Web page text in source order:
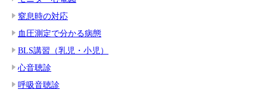
窒息時の対応
血圧測定で分かる病態
BLS講習（乳児・小児）
心音聴診
呼吸音聴診